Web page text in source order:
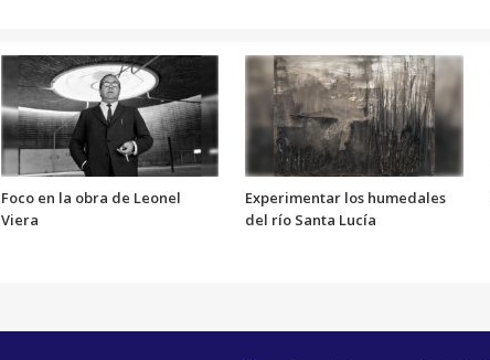
Foco en la obra de Leonel
Viera
Experimentar los humedales
del río Santa Lucía